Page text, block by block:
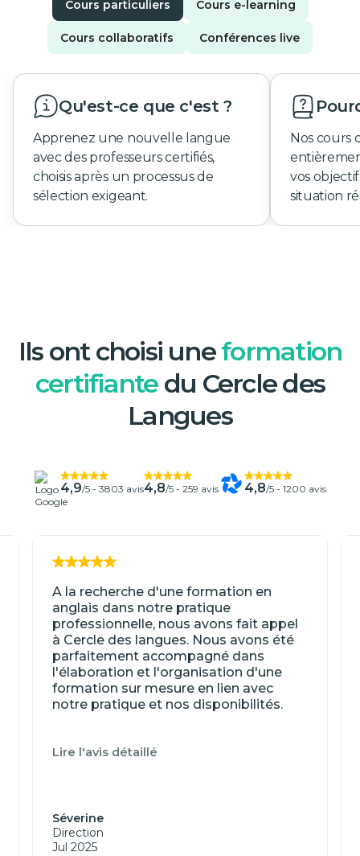
Cours particuliers Cours e-learning
Cours collaboratifs Conférences live
Qu'est-ce que c'est ?
Apprenez une nouvelle langue
avec des professeurs certifiés,
choisis après un processus de
sélection exigeant.
Nos cours
vos
situation
Ils ont choisi uneformation
certifiantedu Cercle des
Langues
4,9/5 - 3803 avis4,8/5 - 259 avis 4,8/5 - 1200 avis
A la recherche d'une formation en
anglais dans notre pratique
professionnelle, nous avons fait appel
à Cercle des langues. Nous avons été
parfaitement accompagné dans
l'élaboration et l'organisation d'une
formation sur mesure en lien avec
notre pratique et nos disponibilités.
Lire l'avis détaillé
Séverine
Direction
Jul 2025